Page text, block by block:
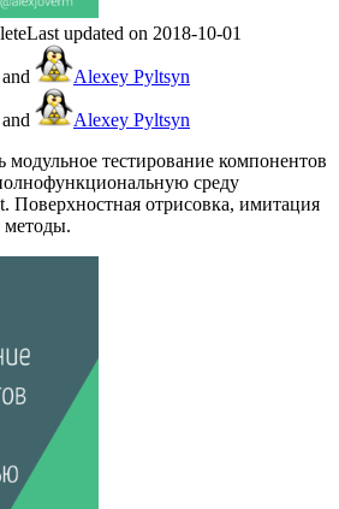
Last updated on 2018-10-01
and Alexey Pyltsyn
and
Alexey Pyltsyn
модульное тестирование компонентов
среду
Поверхностная отрисовка, имитация
методы.